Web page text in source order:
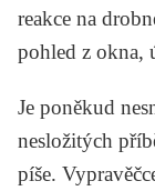
reakce na
pohled z okna,
Je poněkud
nesložitých
píše.